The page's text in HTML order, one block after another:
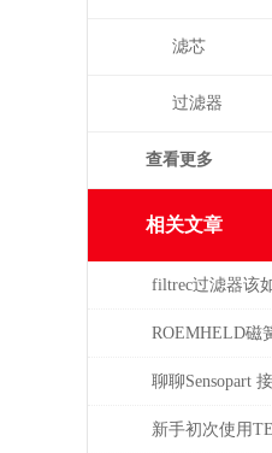
滤芯
过滤器
查看更多
相关文章
filtrec过滤器该
ROEMHELD磁
干簧吸合？
聊聊Sensopart
新手初次使用